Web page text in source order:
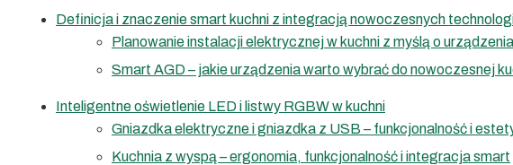
Definicja i znaczenie smart kuchni z integracją nowoczesnych
Planowanie instalacji elektrycznej w kuchni z myślą o
Smart AGD – jakie urządzenia warto wybrać do nowoczesnej
Inteligentne oświetlenie LED i listwy RGBW w kuchni
Gniazdka elektryczne i gniazdka z USB – funkcjonalność i
Kuchnia z wyspą – ergonomia, funkcjonalność i integracja smart